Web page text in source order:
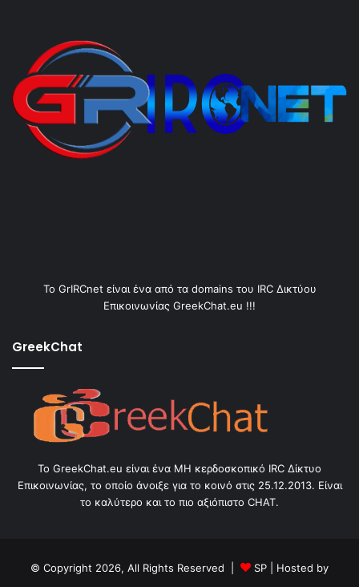
Το GrIRCnet είναι ένα από τα domains του IRC Δικτύου
Επικοινωνίας GreekChat.eu !!!
GreekChat
Το GreekChat.eu είναι ένα ΜΗ κερδοσκοπικό IRC Δίκτυο
Επικοινωνίας, το οποίο άνοιξε για το κοινό στις 25.12.2013. Είναι
το καλύτερο και το πιο αξιόπιστο CHAT.
© Copyright 2026, All Rights Reserved | SP | Hosted by